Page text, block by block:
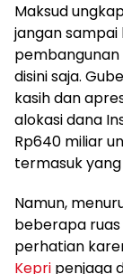
Maksud
jangan
disini saja.
kasih dan
alokasi dana
Rp640 miliar
termasuk
Namun,
beberapa ruas
perhatian
Kepri penjaga